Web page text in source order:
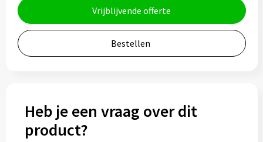
Drinkflessen
Thermosflessen
Mokken & kopjes
Glazen
Vrijblijvende offerte
Bestellen
Heb je een vraag over dit
product?